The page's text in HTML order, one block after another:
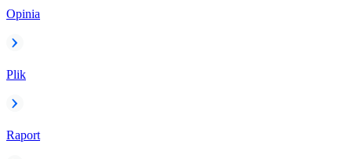
Opinia
Plik
Raport